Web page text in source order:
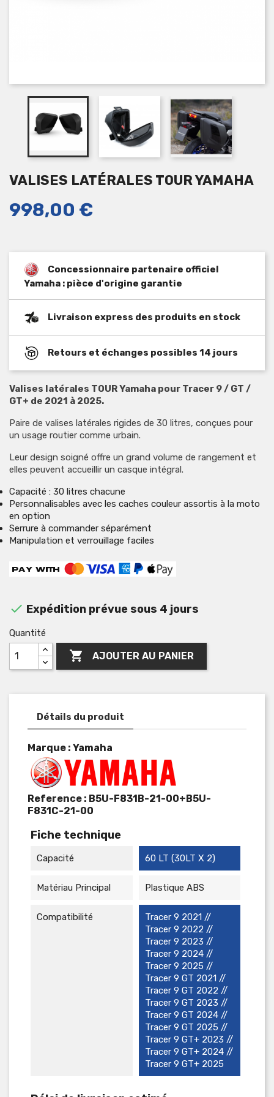
VALISES LATÉRALES TOUR YAMAHA
998,00 €
Concessionnaire partenaire officiel
Yamaha : pièce d'origine garantie
Livraison express des produits en stock
Retours et échanges possibles 14 jours
Valises latérales TOUR Yamaha pour Tracer 9 / GT /
GT+ de 2021 à 2025.
Paire de valises latérales rigides de 30 litres, conçues pour
un usage routier comme urbain.
Leur design soigné offre un grand volume de rangement et
elles peuvent accueillir un casque intégral.
Capacité : 30 litres chacune
Personnalisables avec les caches couleur assortis à la moto
en option
Serrure à commander séparément
Manipulation et verrouillage faciles
 Expédition prévue sous 4 jours
Quantité
 AJOUTER AU PANIER
Détails du produit
Marque : Yamaha
Reference : B5U-F831B-21-00+B5U-
F831C-21-00
Fiche technique
Capacité 60 LT (30LT X 2)
Matériau Principal Plastique ABS
Compatibilité
Tracer 9 2021 //
Tracer 9 2022 //
Tracer 9 2023 //
Tracer 9 2024 //
Tracer 9 2025 //
Tracer 9 GT 2021 //
Tracer 9 GT 2022 //
Tracer 9 GT 2023 //
Tracer 9 GT 2024 //
Tracer 9 GT 2025 //
Tracer 9 GT+ 2023 //
Tracer 9 GT+ 2024 //
Tracer 9 GT+ 2025